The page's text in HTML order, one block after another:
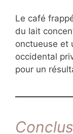
Le café
du lait
onctueuse et
occidental
pour un